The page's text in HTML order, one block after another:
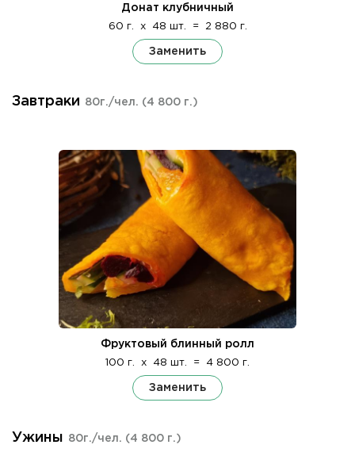
Донат клубничный
60 г. x 48 шт. = 2 880 г.
Заменить
Завтраки 80г./чел. (4 800 г.)
Фруктовый блинный ролл
100 г. x 48 шт. = 4 800 г.
Заменить
Ужины 80г./чел. (4 800 г.)